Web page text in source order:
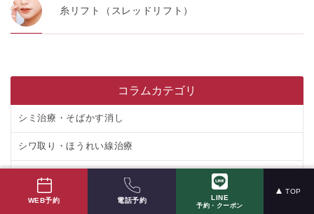
糸リフト（スレッドリフト）
コラムカテゴリ
シミ治療・そばかす消し
シワ取り・ほうれい線治療
ニキビ治療
WEB予約 電話予約 LINE
予約・クーポン
TOP